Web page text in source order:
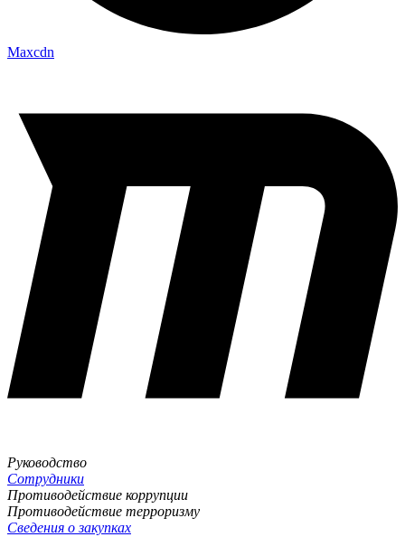
Maxcdn
Руководство
Сотрудники
Противодействие коррупции
Противодействие терроризму
Сведения о закупках